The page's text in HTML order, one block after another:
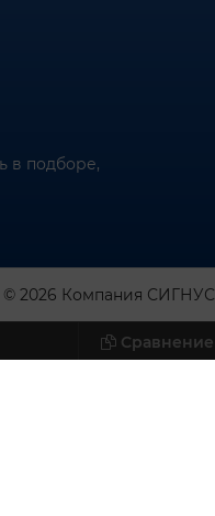
в подборе,
© 2026 Компания СИГНУС
Сравнение